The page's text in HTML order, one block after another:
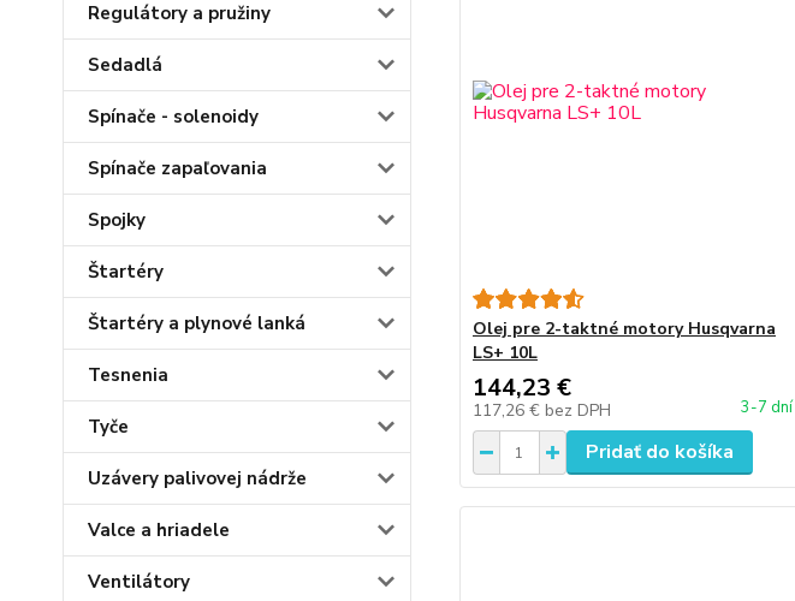
Regulátory a pružiny
Sedadlá
Spínače - solenoidy
Spínače zapaľovania
Spojky
Štartéry
Štartéry a plynové lanká
Tesnenia
Tyče
Uzávery palivovej nádrže
Valce a hriadele
Ventilátory
Olej pre 2-taktné motory Husqvarna
LS+ 10L
144,23 €
117,26 € bez DPH 3-7 dní
Pridať do košíka